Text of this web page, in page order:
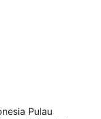
Pulau